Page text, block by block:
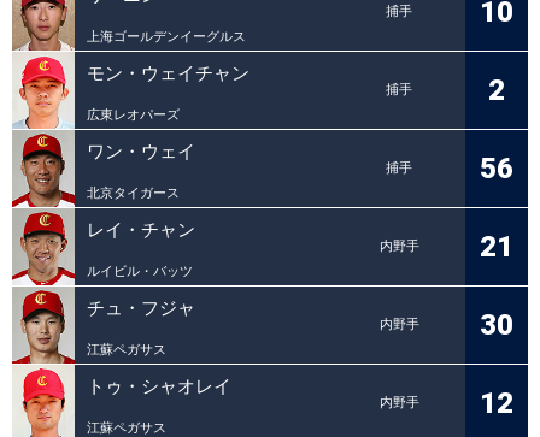
捕手
上海ゴールデンイーグルス
10
モン・ウェイチャン
捕手
広東レオパーズ
2
ワン・ウェイ
捕手
北京タイガース
56
レイ・チャン
内野手
ルイビル・バッツ
21
チュ・フジャ
内野手
江蘇ペガサス
30
トゥ・シャオレイ
内野手
江蘇ペガサス
12